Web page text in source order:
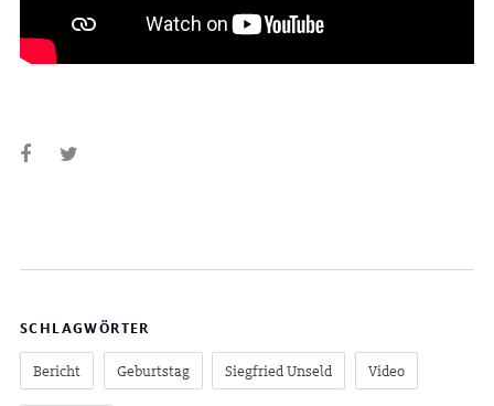
SCHLAGWÖRTER
Bericht Geburtstag Siegfried Unseld Video